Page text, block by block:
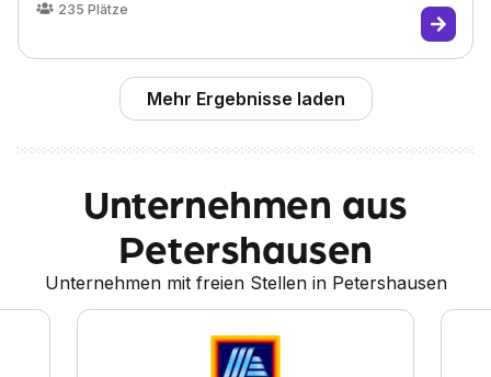
235 Plätze
Mehr Ergebnisse laden
Unternehmen aus
Petershausen
Unternehmen mit freien Stellen in Petershausen